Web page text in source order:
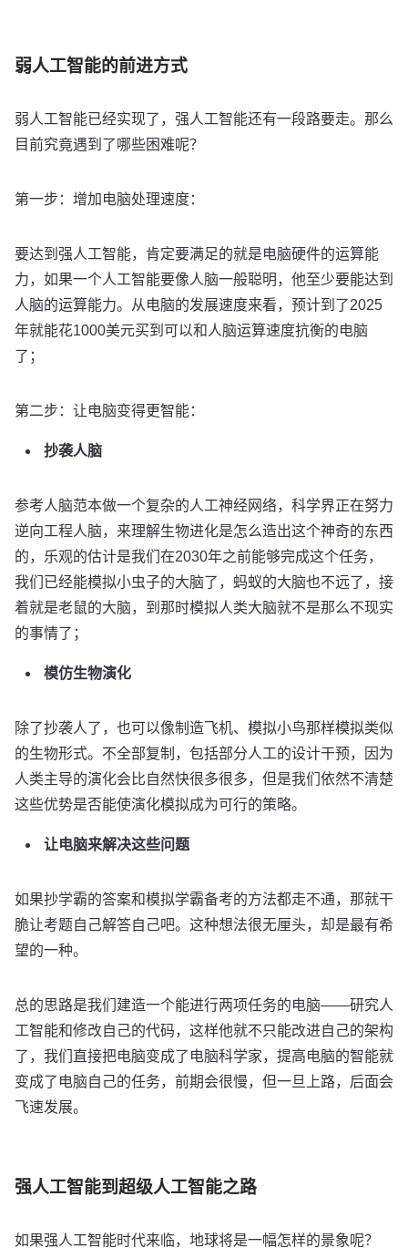
弱人工智能的前进方式
弱人工智能已经实现了，强人工智能还有一段路要走。那么
目前究竟遇到了哪些困难呢？
第一步：增加电脑处理速度：
要达到强人工智能，肯定要满足的就是电脑硬件的运算能
力，如果一个人工智能要像人脑一般聪明，他至少要能达到
人脑的运算能力。从电脑的发展速度来看，预计到了2025
年就能花1000美元买到可以和人脑运算速度抗衡的电脑
了；
第二步：让电脑变得更智能：
抄袭人脑
参考人脑范本做一个复杂的人工神经网络，科学界正在努力
逆向工程人脑，来理解生物进化是怎么造出这个神奇的东西
的，乐观的估计是我们在2030年之前能够完成这个任务，
我们已经能模拟小虫子的大脑了，蚂蚁的大脑也不远了，接
着就是老鼠的大脑，到那时模拟人类大脑就不是那么不现实
的事情了；
模仿生物演化
除了抄袭人了，也可以像制造飞机、模拟小鸟那样模拟类似
的生物形式。不全部复制，包括部分人工的设计干预，因为
人类主导的演化会比自然快很多很多，但是我们依然不清楚
这些优势是否能使演化模拟成为可行的策略。
让电脑来解决这些问题
如果抄学霸的答案和模拟学霸备考的方法都走不通，那就干
脆让考题自己解答自己吧。这种想法很无厘头，却是最有希
望的一种。
总的思路是我们建造一个能进行两项任务的电脑——研究人
工智能和修改自己的代码，这样他就不只能改进自己的架构
了，我们直接把电脑变成了电脑科学家，提高电脑的智能就
变成了电脑自己的任务，前期会很慢，但一旦上路，后面会
飞速发展。
强人工智能到超级人工智能之路
如果强人工智能时代来临，地球将是一幅怎样的景象呢？